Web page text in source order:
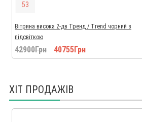
52
Вітрина висока 2-дв Тренд / Trend чорний з
підсвіткою
42900Грн 40755Грн
ХІТ ПРОДАЖІВ